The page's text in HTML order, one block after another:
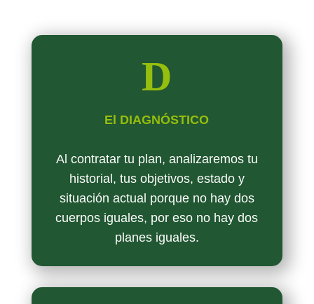
D
El DIAGNÓSTICO
Al contratar tu plan, analizaremos tu
historial, tus objetivos, estado y
situación actual porque no hay dos
cuerpos iguales, por eso no hay dos
planes iguales.